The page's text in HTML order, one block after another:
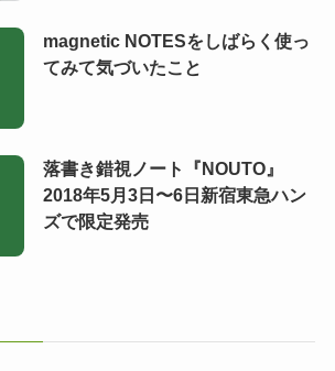
magnetic NOTESをしばらく使っ
てみて気づいたこと
落書き錯視ノート『NOUTO』
2018年5月3日〜6日新宿東急ハン
ズで限定発売